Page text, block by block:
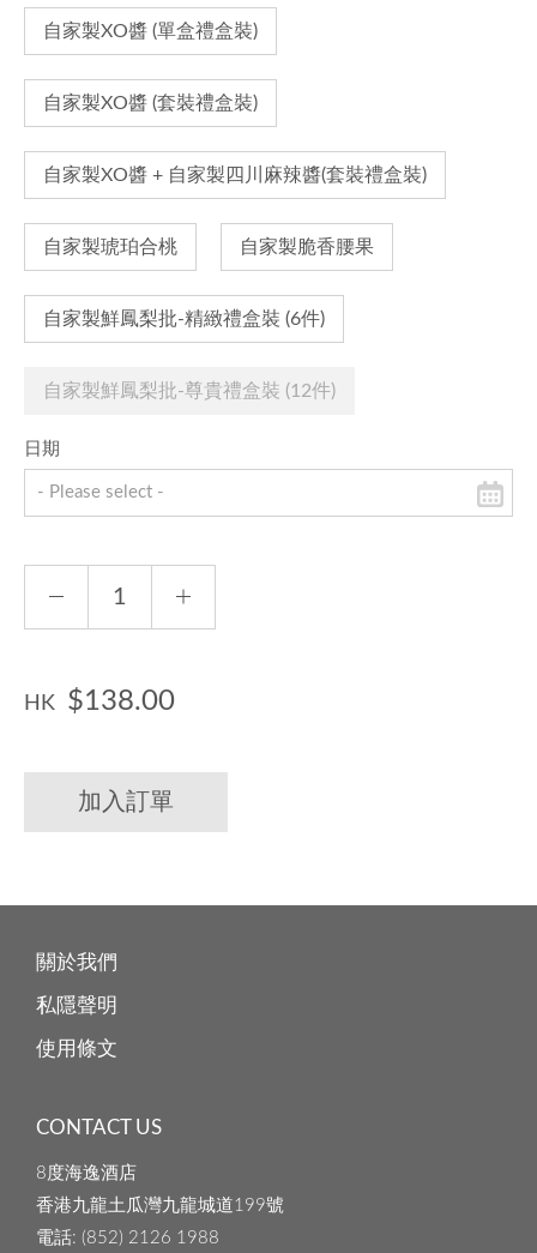
自家製XO醬 (單盒禮盒裝)
自家製XO醬 (套裝禮盒裝)
自家製XO醬 + 自家製四川麻辣醬(套裝禮盒裝)
自家製琥珀合桃 自家製脆香腰果
自家製鮮鳳梨批-精緻禮盒裝 (6件)
自家製鮮鳳梨批-尊貴禮盒裝 (12件)
日期
HK $138.00
加入訂單
關於我們
私隱聲明
使用條文
CONTACT US
8度海逸酒店
香港九龍土瓜灣九龍城道199號
電話: (852) 2126 1988